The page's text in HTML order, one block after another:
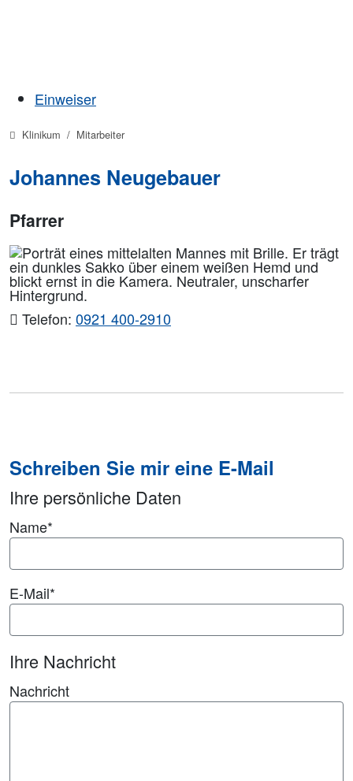
Einweiser
Klinikum Mitarbeiter
Johannes Neugebauer
Pfarrer
Telefon: 0921 400-2910
Schreiben Sie mir eine E-Mail
Ihre persönliche Daten
Name*
E-Mail*
Ihre Nachricht
Nachricht